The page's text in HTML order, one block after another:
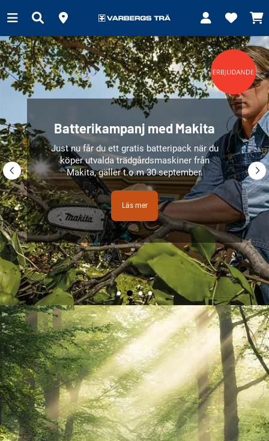
Batterikampanj med Makita
Just nu får du ett gratis batteripack när du
köper utvalda trädgårdsmaskiner från
Makita, gäller t.o.m 30 september.
Läs mer